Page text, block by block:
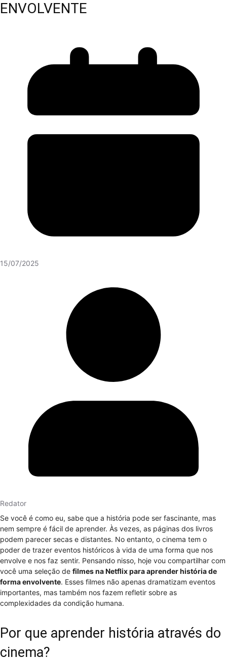
ENVOLVENTE
15/07/2025
Redator
Se você é como eu, sabe que a história pode ser fascinante, mas
nem sempre é fácil de aprender. Às vezes, as páginas dos livros
podem parecer secas e distantes. No entanto, o cinema tem o
poder de trazer eventos históricos à vida de uma forma que nos
envolve e nos faz sentir. Pensando nisso, hoje vou compartilhar com
você uma seleção de filmes na Netflix para aprender história de
forma envolvente. Esses filmes não apenas dramatizam eventos
importantes, mas também nos fazem refletir sobre as
complexidades da condição humana.
Por que aprender história através do
cinema?